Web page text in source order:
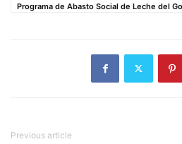
Programa de Abasto Social de Leche del
Previous article